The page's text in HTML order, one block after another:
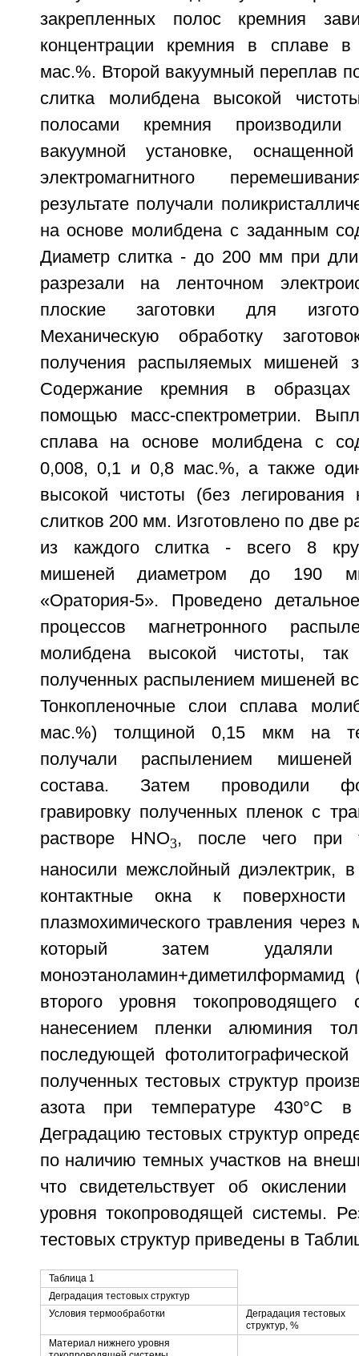
закрепленных полос кремния
концентрации кремния в сплаве в
мас.%. Второй вакуумный переплав
слитка молибдена высокой
полосами кремния производили
вакуумной установке,
электромагнитного
результате получали
на основе молибдена с заданным
Диаметр слитка - до 200 мм при
разрезали на ленточном
плоские заготовки для
Механическую обработку
получения распыляемых мишеней
Содержание кремния в образцах
помощью масс-спектрометрии.
сплава на основе молибдена с
0,008, 0,1 и 0,8 мас.%, а также
высокой чистоты (без легирования
слитков 200 мм. Изготовлено по две
из каждого слитка - всего 8
мишеней диаметром до 190
«Оратория-5». Проведено
процессов магнетронного
молибдена высокой чистоты,
полученных распылением мишеней
Тонкопленочные слои сплава
мас.%) толщиной 0,15 мкм на
получали распылением мишеней
состава. Затем проводили
гравировку полученных пленок с
растворе НNО3, после чего при
наносили межслойный диэлектрик,
контактные окна к
плазмохимического травления через
который затем
моноэтаноламин+диметилформамид
второго уровня токопроводящего
нанесением пленки алюминия
последующей фотолитографической
полученных тестовых структур
азота при температуре 430°С
Деградацию тестовых структур
по наличию темных участков на
что свидетельствует об
уровня токопроводящей системы.
тестовых структур приведены в
Таблица 1
Деградация тестовых структур
Условия термообработки
Деградация тестовых
структур, %
Материал нижнего уровня